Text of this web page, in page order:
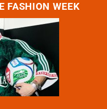
FASHION WEEK